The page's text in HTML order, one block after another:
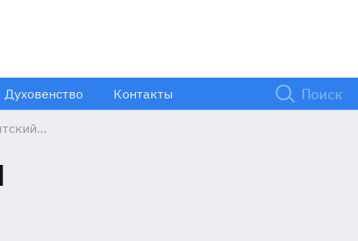
Духовенство Контакты